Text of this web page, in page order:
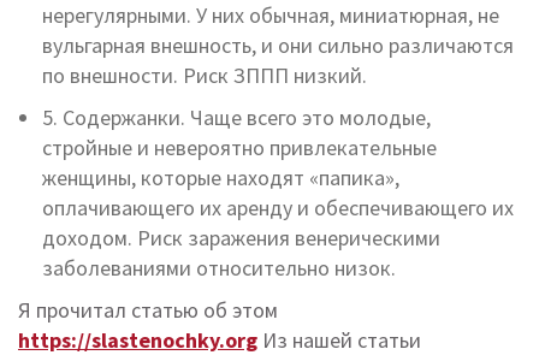
нерегулярными. У них обычная, миниатюрная, не
вульгарная внешность, и они сильно различаются
по внешности. Риск ЗППП низкий.
5. Содержанки. Чаще всего это молодые,
стройные и невероятно привлекательные
женщины, которые находят «папика»,
оплачивающего их аренду и обеспечивающего их
доходом. Риск заражения венерическими
заболеваниями относительно низок.
Я прочитал статью об этом
https://slastenochky.org Из нашей статьи